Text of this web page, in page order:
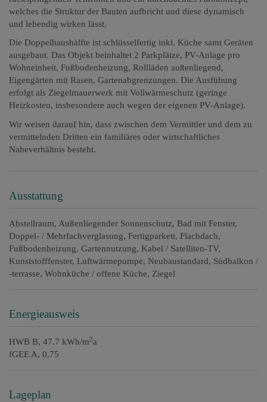
welches die Struktur der Bauten aufbricht und diese dynamisch
und lebendig wirken lässt.
Die Doppelhaushälfte ist schlüsselfertig inkl. Küche samt Geräten
ausgebaut. Das Objekt beinhaltet 2 Parkplätze, PV-Anlage pro
Wohneinheit, Fußbodenheizung, Rollläden außenliegend,
Eigengärten mit Rasen, Gartenabgrenzungen. Die Ausfühung
erfolgt als Ziegelmauerwerk mit Vollwärmeschutz (geringe
Heizkosten, insbesondere auch wegen der eigenen PV-Anlage).
Wir weisen darauf hin, dass zwischen dem Vermittler und dem zu
vermittelnden Dritten ein familiäres oder wirtschaftliches
Naheverhältnis besteht.
Ausstattung
Abstellraum Außenliegender Sonnenschutz
Bad mit Fenster
Doppel- / Mehrfachverglasung
Fertigparkett Flachdach
Fußbodenheizung Gartennutzung
Kabel / Satelliten-TV
Kunststofffenster Luftwärmepumpe Neubaustandard
Südbalkon /
-terrasse Wohnküche / offene Küche Ziegel
Energieausweis
HWB B, 47.7 kWh/m2a
fGEEA, 0,75
Lageplan